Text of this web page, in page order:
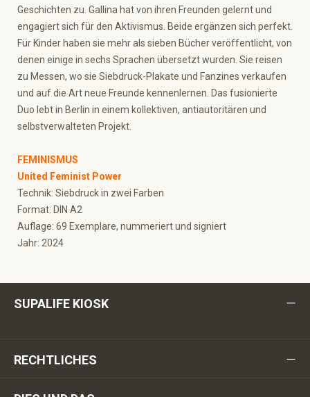
Geschichten zu. Gallina hat von ihren Freunden gelernt und
engagiert sich für den Aktivismus. Beide ergänzen sich perfekt.
Für Kinder haben sie mehr als sieben Bücher veröffentlicht, von
denen einige in sechs Sprachen übersetzt wurden. Sie reisen
zu Messen, wo sie Siebdruck-Plakate und Fanzines verkaufen
und auf die Art neue Freunde kennenlernen. Das fusionierte
Duo lebt in Berlin in einem kollektiven, antiautoritären und
selbstverwalteten Projekt.
FEMINISMUS
United Feminist Power
Technik: Siebdruck in zwei Farben
Format: DIN A2
Auflage: 69 Exemplare, nummeriert und signiert
Jahr: 2024
SUPALIFE KIOSK
RECHTLICHES